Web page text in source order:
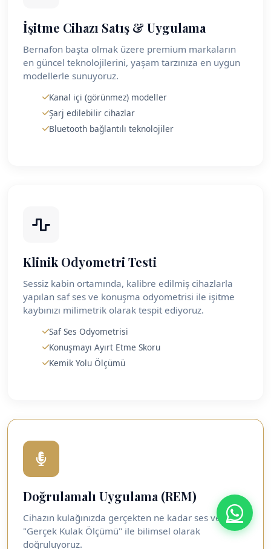
İşitme Cihazı Satış & Uygulama
Bernafon başta olmak üzere premium markaların
en güncel teknolojilerini, yaşam tarzınıza en uygun
modellerle sunuyoruz.
Kanal içi (görünmez) modeller
Şarj edilebilir cihazlar
Bluetooth bağlantılı teknolojiler
Klinik Odyometri Testi
Sessiz kabin ortamında, kalibre edilmiş cihazlarla
yapılan saf ses ve konuşma odyometrisi ile işitme
kaybınızı milimetrik olarak tespit ediyoruz.
Saf Ses Odyometrisi
Konuşmayı Ayırt Etme Skoru
Kemik Yolu Ölçümü
Doğrulamalı Uygulama (REM)
Cihazın kulağınızda gerçekten ne kadar ses verdiğini
"Gerçek Kulak Ölçümü" ile bilimsel olarak
doğruluyoruz.